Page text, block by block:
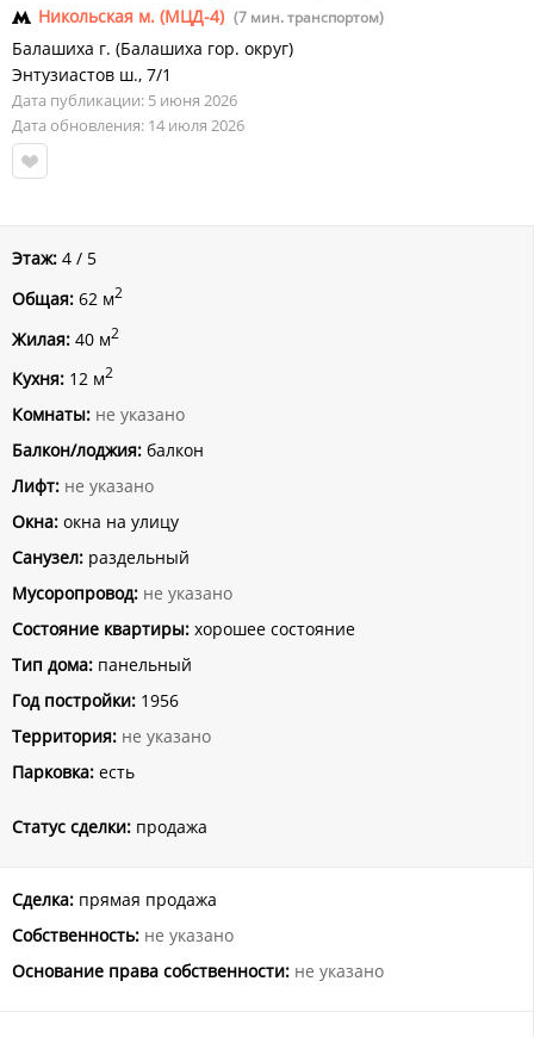
Никольская м. (МЦД-4) (7 мин. транспортом)
Балашиха г. (Балашиха гор. округ)
Энтузиастов ш., 7/1
Дата публикации: 5 июня 2026
Дата обновления: 14 июля 2026
Этаж: 4 / 5
Общая: 62 м2
Жилая: 40 м2
Кухня: 12 м2
Комнаты: не указано
Балкон/лоджия: балкон
Лифт: не указано
Окна: окна на улицу
Санузел: раздельный
Мусоропровод: не указано
Состояние квартиры: хорошее состояние
Тип дома: панельный
Год постройки: 1956
Территория: не указано
Парковка: есть
Статус сделки: продажа
Сделка: прямая продажа
Собственность: не указано
Основание права собственности: не указано